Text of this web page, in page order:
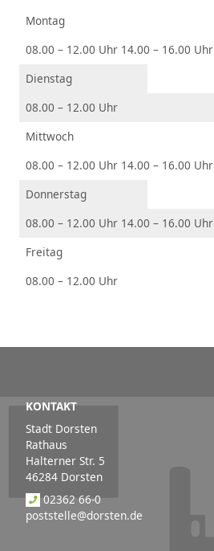
Montag
08.00 – 12.00 Uhr 14.00 – 16.00 Uhr
Dienstag
08.00 – 12.00 Uhr
Mittwoch
08.00 – 12.00 Uhr 14.00 – 16.00 Uhr
Donnerstag
08.00 – 12.00 Uhr 14.00 – 16.00 Uhr
Freitag
08.00 – 12.00 Uhr
KONTAKT
Stadt Dorsten
Rathaus
Halterner Str. 5
46284 Dorsten
02362 66-0
poststelle@dorsten.de